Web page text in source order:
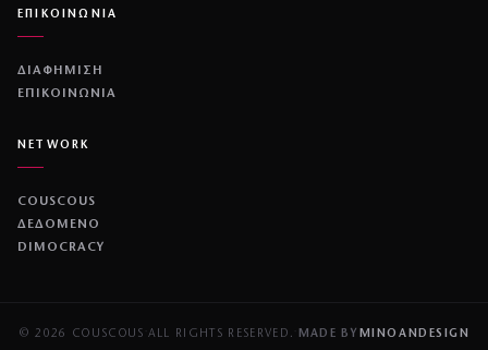
ΕΠΙΚΟΙΝΩΝΙΑ
ΔΙΑΦΗΜΙΣΗ
ΕΠΙΚΟΙΝΩΝΙΑ
NETWORK
COUSCOUS
ΔΕΔΟΜΕΝΟ
DIMOCRACY
© 2026 COUSCOUS ALL RIGHTS RESERVED. MADE BY MINOANDESIGN